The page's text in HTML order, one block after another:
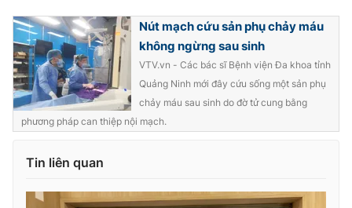
Học trực tuyến
Hitech Công nghệ tương lai
Sản phẩm
Thị trường
Tư vấn
Giao lưu trực tuyến
Lịch phát sóng
Nút mạch cứu sản phụ chảy máu
không ngừng sau sinh
VTV.vn - Các bác sĩ Bệnh viện Đa khoa tỉnh
Quảng Ninh mới đây cứu sống một sản phụ
chảy máu sau sinh do đờ tử cung bằng
phương pháp can thiệp nội mạch.
Tin liên quan